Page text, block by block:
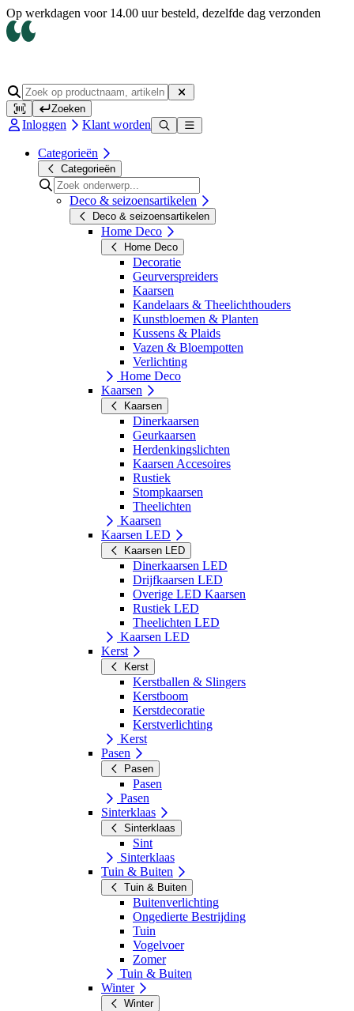
Op werkdagen voor 14.00 uur besteld, dezelfde dag verzonden
Zoeken
Inloggen Klant worden
Categorieën
Categorieën
Deco & seizoensartikelen
Deco & seizoensartikelen
Home Deco
Home Deco
Decoratie
Geurverspreiders
Kaarsen
Kandelaars & Theelichthouders
Kunstbloemen & Planten
Kussens & Plaids
Vazen & Bloempotten
Verlichting
Home Deco
Kaarsen
Kaarsen
Dinerkaarsen
Geurkaarsen
Herdenkingslichten
Kaarsen Accesoires
Rustiek
Stompkaarsen
Theelichten
Kaarsen
Kaarsen LED
Kaarsen LED
Dinerkaarsen LED
Drijfkaarsen LED
Overige LED Kaarsen
Rustiek LED
Theelichten LED
Kaarsen LED
Kerst
Kerst
Kerstballen & Slingers
Kerstboom
Kerstdecoratie
Kerstverlichting
Kerst
Pasen
Pasen
Pasen
Pasen
Sinterklaas
Sinterklaas
Sint
Sinterklaas
Tuin & Buiten
Tuin & Buiten
Buitenverlichting
Ongedierte Bestrijding
Tuin
Vogelvoer
Zomer
Tuin & Buiten
Winter
Winter